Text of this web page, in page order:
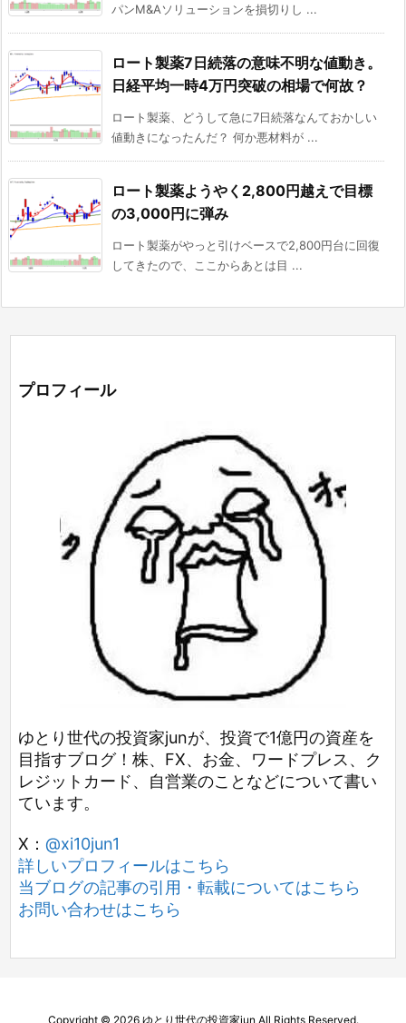
パンM&Aソリューションを損切りし ...
ロート製薬7日続落の意味不明な値動き。
日経平均一時4万円突破の相場で何故？
ロート製薬、どうして急に7日続落なんておかしい
値動きになったんだ？ 何か悪材料が ...
ロート製薬ようやく2,800円越えで目標
の3,000円に弾み
ロート製薬がやっと引けベースで2,800円台に回復
してきたので、ここからあとは目 ...
プロフィール
ゆとり世代の投資家junが、投資で1億円の資産を
目指すブログ！株、FX、お金、ワードプレス、ク
レジットカード、自営業のことなどについて書い
ています。
X： @xi10jun1
詳しいプロフィールはこちら
当ブログの記事の引用・転載についてはこちら
お問い合わせはこちら
Copyright © 2026 ゆとり世代の投資家jun All Rights Reserved.